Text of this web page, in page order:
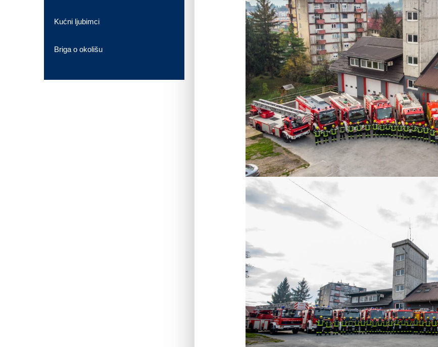
Kućni ljubimci
Briga o okolišu